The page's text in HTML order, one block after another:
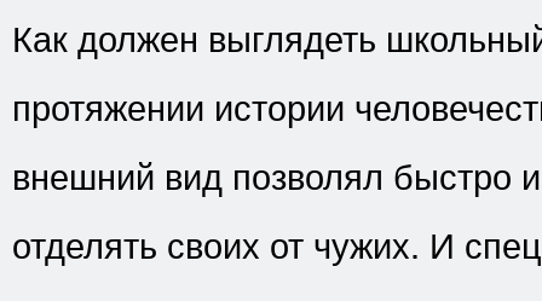
Как должен выглядеть
протяжении истории
внешний вид позволял быстро
отделять своих от чужих. И